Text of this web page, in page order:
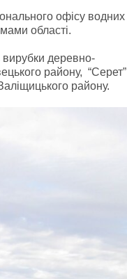
офісу водних
області.
деревно-
району, “Серет”
району.